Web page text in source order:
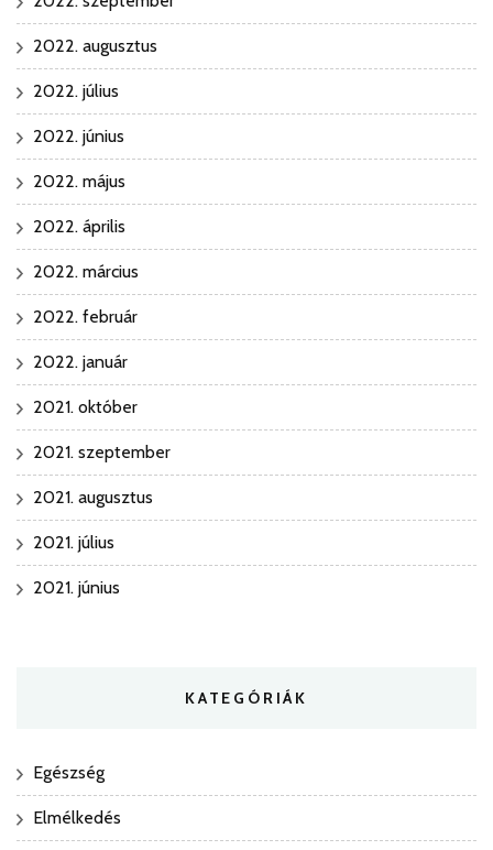
2022. augusztus
2022. július
2022. június
2022. május
2022. április
2022. március
2022. február
2022. január
2021. október
2021. szeptember
2021. augusztus
2021. július
2021. június
KATEGÓRIÁK
Egészség
Elmélkedés